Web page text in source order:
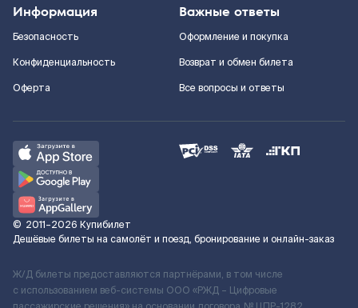
Информация
Безопасность
Конфиденциальность
Оферта
Важные ответы
Оформление и покупка
Возврат и обмен билета
Все вопросы и ответы
© 2011–2026 Купибилет
Дешёвые билеты на самолёт и поезд, бронирование и онлайн-заказ
Ж/Д билеты предоставляются партнёрами, в том числе
с использованием веб-системы ООО «РЖД – Цифровые